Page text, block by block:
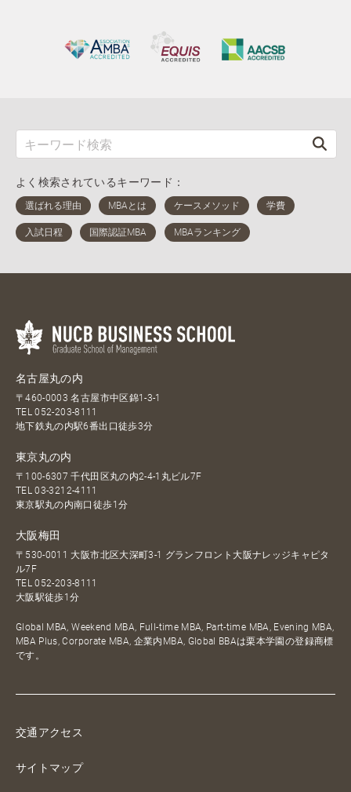
よく検索されているキーワード：
名古屋丸の内
〒460-0003 名古屋市中区錦1-3-1
TEL052-203-8111
地下鉄丸の内駅6番出口徒歩3分
東京丸の内
〒100-6307 千代田区丸の内2-4-1丸ビル7F
TEL03-3212-4111
東京駅丸の内南口徒歩1分
大阪梅田
〒530-0011 大阪市北区大深町3-1 グランフロント大阪ナレッジキャピタ
ル7F
TEL052-203-8111
大阪駅徒歩1分
Global MBA, Weekend MBA, Full-time MBA, Part-time MBA, Evening MBA,
MBA Plus, Corporate MBA, 企業内MBA, Global BBAは栗本学園の登録商標
です。
交通アクセス
サイトマップ